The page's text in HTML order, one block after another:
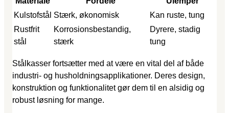
Kulstofstål Stærk, økonomisk
Kan ruste, tung
Rustfrit
stål
Korrosionsbestandig,
stærk
Dyrere, stadig
tung
Stålkasser fortsætter med at være en vital del af både
industri- og husholdningsapplikationer. Deres design,
konstruktion og funktionalitet gør dem til en alsidig og
robust løsning for mange.